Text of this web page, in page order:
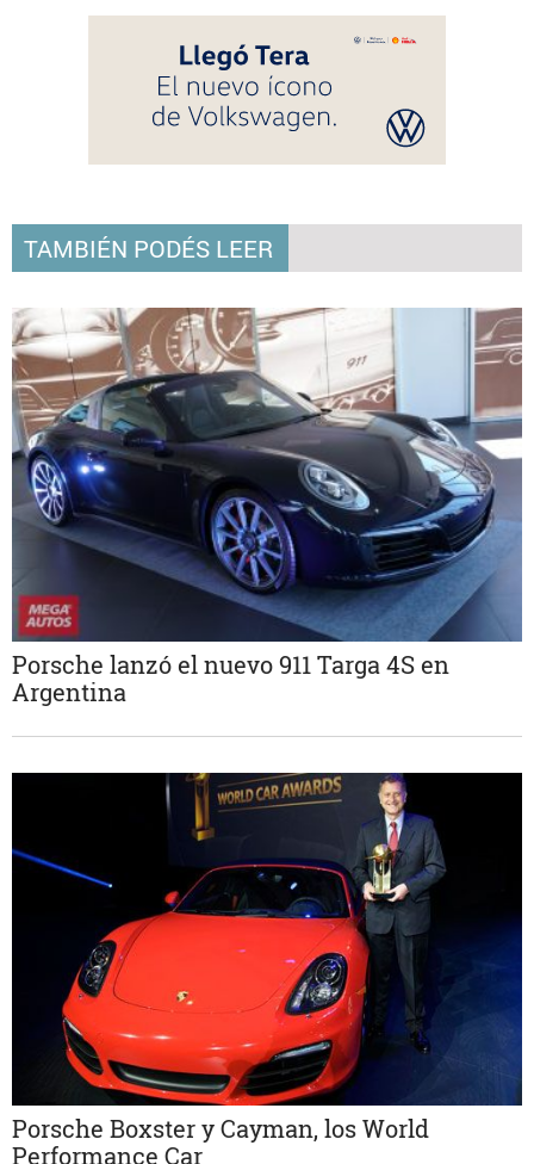
TAMBIÉN PODÉS LEER
Porsche lanzó el nuevo 911 Targa 4S en
Argentina
Porsche Boxster y Cayman, los World
Performance Car